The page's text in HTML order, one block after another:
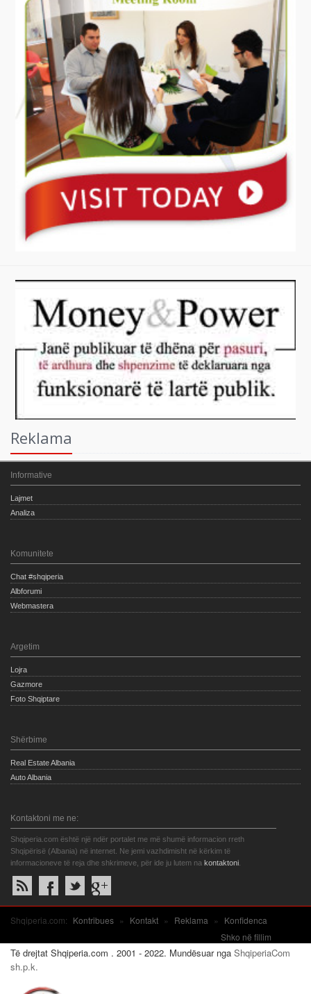
Reklama
Informative
Lajmet
Analiza
Komunitete
Chat #shqiperia
Albforumi
Webmastera
Argetim
Lojra
Gazmore
Foto Shqiptare
Shërbime
Real Estate Albania
Auto Albania
Kontaktoni me ne:
Shqiperia.com është një ndër portalet me më shumë informacion rreth
Shqipërisë (Albania) në internet. Ne jemi vazhdimisht në kërkim të
informacioneve të reja dhe shkrimeve, për ide ju lutem na kontaktoni
Shqiperia.com: Kontribues » Kontakt » Reklama »
Konfidenca
Shko në fillim
Të drejtat Shqiperia.com . 2001 - 2022. Mundësuar nga ShqiperiaCom
sh.p.k.